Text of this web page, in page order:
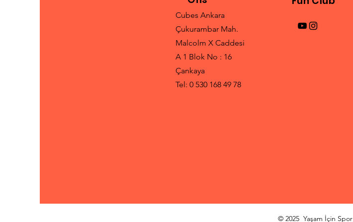
Cubes Ankara
Çukurambar Mah.
Malcolm X Caddesi
A 1 Blok No : 16
Çankaya
Tel: 0 530 168 49 78
© 2025 Yaşam İçin Spor